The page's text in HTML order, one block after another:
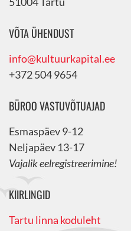
VÕTA ÜHENDUST
info@kultuurkapital.ee
+372 504 9654
BÜROO VASTUVÕTUAJAD
Esmaspäev 9-12
Neljapäev 13-17
Vajalik eelregistreerimine!
KIIRLINGID
Tartu linna koduleht